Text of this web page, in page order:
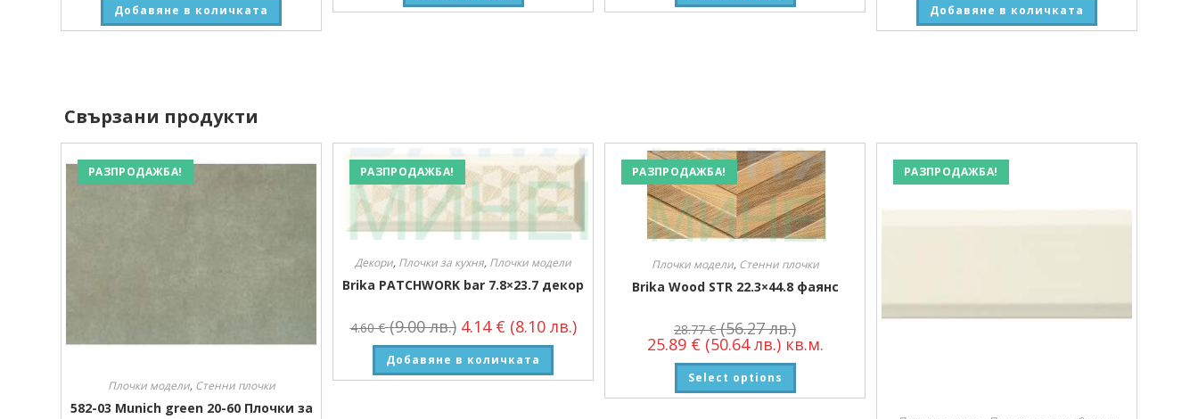
Добавяне в количката Добавяне в количката
Свързани продукти
РАЗПРОДАЖБА!
Плочки модели, Стенни плочки
582-03 Munich green 20-60 Плочки за
РАЗПРОДАЖБА!
Декори, Плочки за кухня, Плочки модели
Brika PATCHWORK bar 7.8×23.7 декор
4.60€ (9.00 лв.) 4.14 € (8.10 лв.)
Добавяне в количката
РАЗПРОДАЖБА!
Плочки модели, Стенни плочки
Brika Wood STR 22.3×44.8 фаянс
28.77€ (56.27 лв.)
25.89 € (50.64 лв.)кв.м.
Select options
РАЗПРОДАЖБА!